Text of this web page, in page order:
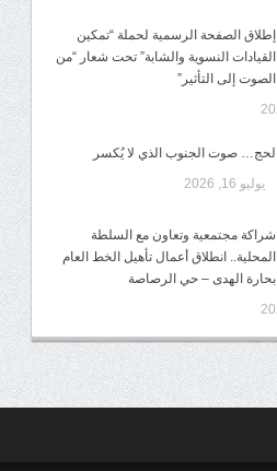
إطلاق الصفحة الرسمية لحملة “تمكين
القيادات النسوية والشابة” تحت شعار “من
الصوت إلى التأثير”
لحج… صوت الجنوب الذي لا يُكسر
يوليو 16, 2026
شراكة مجتمعية وتعاون مع السلطة
المحلية.. انطلاق أعمال تأهيل الخط العام
بحارة الهدى – حي الرصاصة